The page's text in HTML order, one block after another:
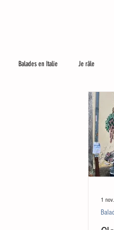
Balades en Italie Je râle
Les réseaux
1